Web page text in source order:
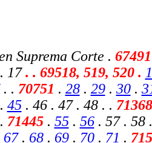
Suprema Corte . 67491
17. . 69518, 519, 520 .
. . 70751 . 28. 29. 30.
45. 46 . 47 . 48 . . 71368
71445 . 55. 56. 57 . 58
67. 68. 69. 70. 71 .